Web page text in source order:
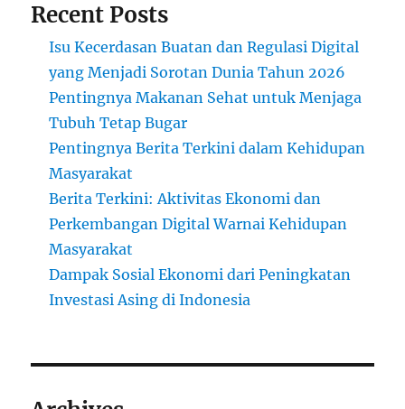
Recent Posts
Isu Kecerdasan Buatan dan Regulasi Digital
yang Menjadi Sorotan Dunia Tahun 2026
Pentingnya Makanan Sehat untuk Menjaga
Tubuh Tetap Bugar
Pentingnya Berita Terkini dalam Kehidupan
Masyarakat
Berita Terkini: Aktivitas Ekonomi dan
Perkembangan Digital Warnai Kehidupan
Masyarakat
Dampak Sosial Ekonomi dari Peningkatan
Investasi Asing di Indonesia